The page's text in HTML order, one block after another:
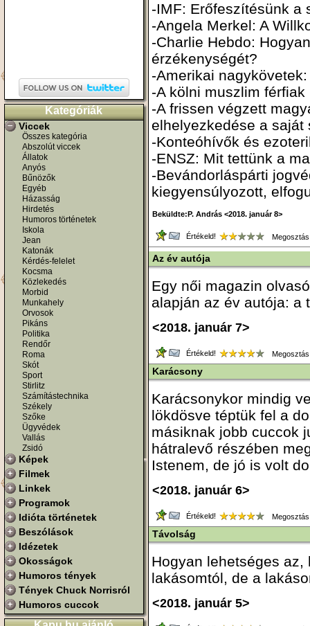
Kategóriák
Viccek
Összes kategória
Abszolút viccek
Állatok
Anyós
Bűnözők
Egyéb
Házasság
Hirdetés
Humoros történetek
Iskola
Jean
Katonák
Kérdés-felelet
Kocsma
Közlekedés
Morbid
Munkahely
Orvosok
Pikáns
Politika
Rendőr
Roma
Skót
Sport
Stirlitz
Számítástechnika
Székely
Szőke
Ügyvédek
Vallás
Zsidó
Képek
Filmek
Linkek
Programok
Idióta történetek
Beszólások
Idézetek
Okosságok
Humoros tények
Tények Chuck Norrisról
Humoros cuccok
-IMF: Erőfeszítésünk a
-Angela Merkel: A
-Charlie Hebdo:
érzékenységét?
-Amerikai
-A kölni muszlim
-A frissen végzett
elhelyezkedése a saját
-Konteóhívők és
-ENSZ: Mit tettünk a
-Bevándorláspárti
kiegyensúlyozott,
Beküldte:P. András <2018. január 8>
Értékeld!
Az év autója
Egy női magazin
alapján az év autója: a
<2018. január 7>
Értékeld!
Karácsony
Karácsonykor mindig
lökdösve téptük fel a
másiknak jobb cuccok
hátralevő részében
Istenem, de jó is volt
<2018. január 6>
Értékeld!
Távolság
Hogyan lehetséges
lakásomtól, de a
<2018. január 5>